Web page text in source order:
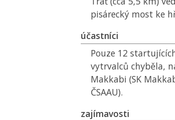
pisárecký most ke
účastníci
Pouze 12
vytrvalců chyběla,
Makkabi (SK
ČSAAU).
zajímavosti